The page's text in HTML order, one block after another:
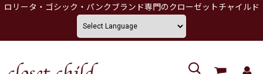
ロリータ・ゴシック・パンクブランド専門のクローゼットチャイルド